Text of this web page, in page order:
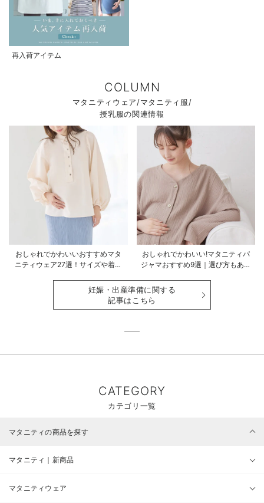
再入荷アイテム
COLUMN
マタニティウェア/マタニティ服/
授乳服の関連情報
おしゃれでかわいいおすすめマタ
ニティウェア27選！サイズや着る
おしゃれでかわいい!マタニティパ
ジャマおすすめ9選｜選び方もあわ
妊娠・出産準備に関する
記事はこちら
CATEGORY
カテゴリ一覧
マタニティの商品を探す
マタニティ｜新商品
マタニティウェア